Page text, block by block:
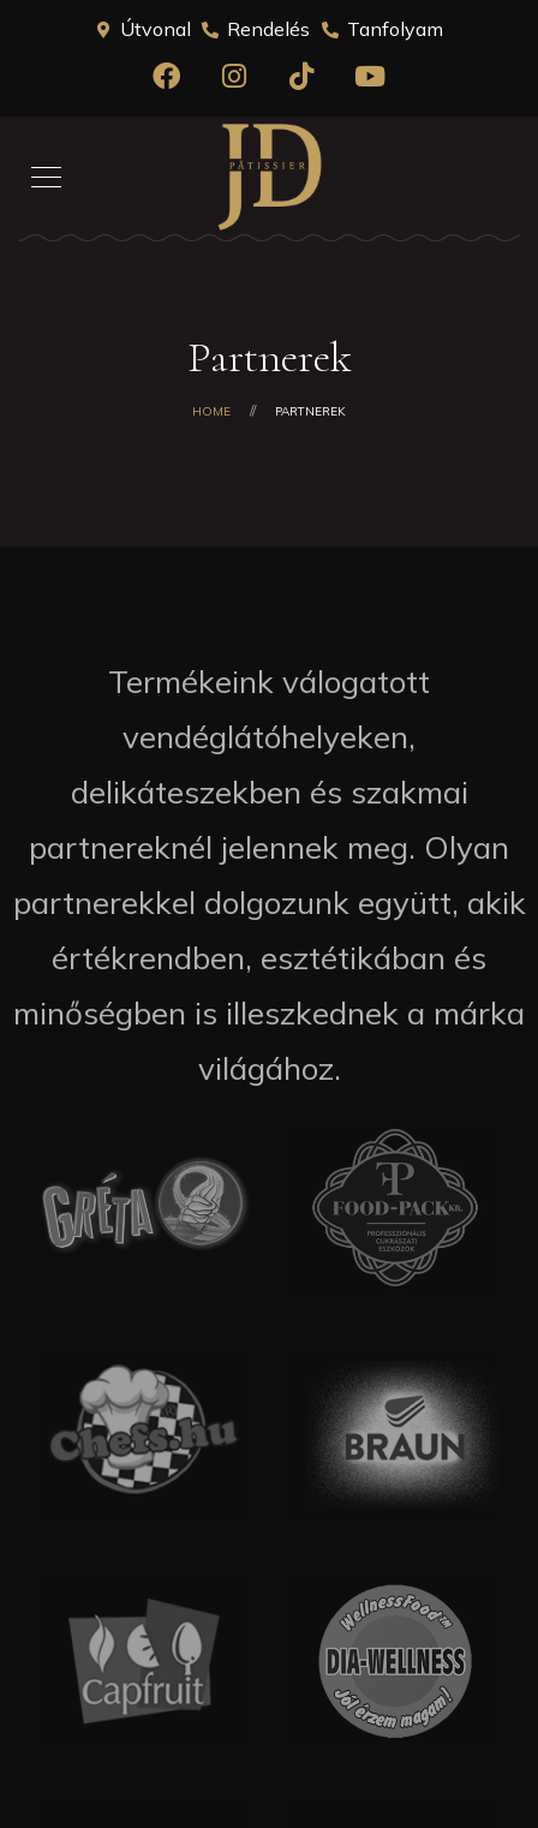
Útvonal Rendelés Tanfolyam
Partnerek
HOME PARTNEREK
Termékeink válogatott
vendéglátóhelyeken,
delikáteszekben és szakmai
partnereknél jelennek meg. Olyan
partnerekkel dolgozunk együtt, akik
értékrendben, esztétikában és
minőségben is illeszkednek a márka
világához.